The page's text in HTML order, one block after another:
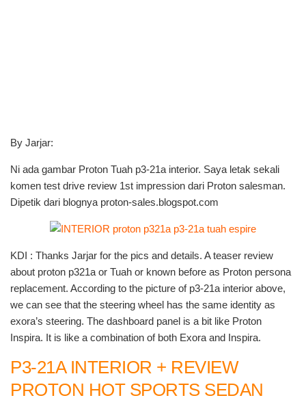
By Jarjar:
Ni ada gambar Proton Tuah p3-21a interior. Saya letak sekali
komen test drive review 1st impression dari Proton salesman.
Dipetik dari blognya proton-sales.blogspot.com
KDI : Thanks Jarjar for the pics and details. A teaser review
about proton p321a or Tuah or known before as Proton persona
replacement. According to the picture of p3-21a interior above,
we can see that the steering wheel has the same identity as
exora’s steering. The dashboard panel is a bit like Proton
Inspira. It is like a combination of both Exora and Inspira.
P3-21A INTERIOR + REVIEW
PROTON HOT SPORTS SEDAN